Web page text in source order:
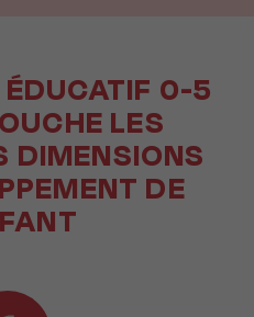
0-5
LES
DIMENSIONS
DE